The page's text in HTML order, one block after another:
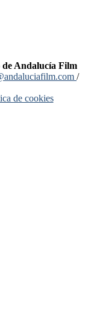
de Andalucía Film
/
de cookies